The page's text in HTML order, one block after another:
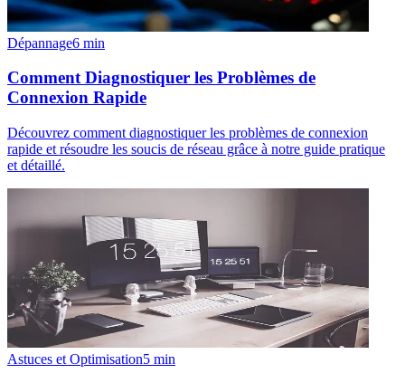
Dépannage6 min
Comment Diagnostiquer les Problèmes de
Connexion Rapide
Découvrez comment diagnostiquer les problèmes de connexion
rapide et résoudre les soucis de réseau grâce à notre guide pratique
et détaillé.
Astuces et Optimisation5 min